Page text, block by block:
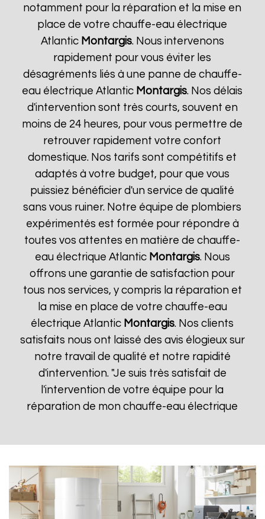
notamment pour la réparation et la mise en
place de votre chauffe-eau électrique
Atlantic Montargis. Nous intervenons
rapidement pour vous éviter les
désagréments liés à une panne de chauffe-
eau électrique Atlantic Montargis. Nos délais
d'intervention sont très courts, souvent en
moins de 24 heures, pour vous permettre de
retrouver rapidement votre confort
domestique. Nos tarifs sont compétitifs et
adaptés à votre budget, pour que vous
puissiez bénéficier d'un service de qualité
sans vous ruiner. Notre équipe de plombiers
expérimentés est formée pour répondre à
toutes vos attentes en matière de chauffe-
eau électrique Atlantic Montargis. Nous
offrons une garantie de satisfaction pour
tous nos services, y compris la réparation et
la mise en place de votre chauffe-eau
électrique Atlantic Montargis. Nos clients
satisfaits nous ont laissé des avis élogieux sur
notre travail de qualité et notre rapidité
d'intervention. "Je suis très satisfait de
l'intervention de votre équipe pour la
réparation de mon chauffe-eau électrique